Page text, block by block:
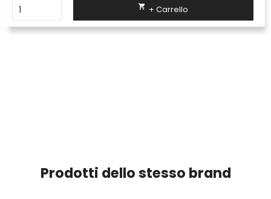
 + Carrello
Prodotti dello stesso brand